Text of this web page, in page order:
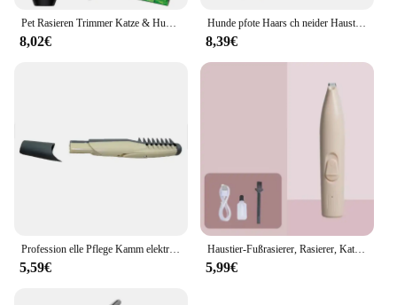
Pet Rasieren Trimmer Katze & Hund Haar Trimmer Rasierer USB Lade Professional Pet Maniküre-pflegen Set Elektrische Pet Clipper
8,02€
Hunde pfote Haars ch neider Haustier Pfoten schneider mit LED Licht effizient geräuscharm wiederauf ladbare elektrische Hunde pfote Haars ch neider für Haustiere
8,39€
Profession elle Pflege Kamm elektrische Hunde bürste Welpen Katze Haars ch neider Slicker Gilling schnelles Reinigungs werkzeug für die Tier pflege
5,59€
Haustier-Fußrasierer, Rasierer, Katzenhaarrasierer, Trimmer, Reparatur von Hundefüßen, elektrischer Fader, elektrischer Haarschneider mit Licht, Katzenzubehör
5,99€